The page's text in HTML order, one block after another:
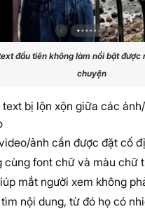
đầu tiên không làm nổi bật được
chuyện
text bị lộn xộn giữa các
ảnh cần được đặt cố
cùng font chữ và màu chữ
mắt người xem không
nội dung, từ đó họ có